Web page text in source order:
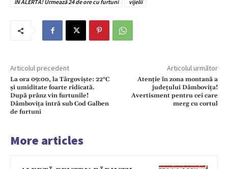
ÎN ALERTĂ! Urmează 24 de ore cu furtuni vijelii
Articolul precedent
La ora 09:00, la Târgoviște: 22°C
și umiditate foarte ridicată.
După prânz vin furtunile!
Dâmbovița intră sub Cod Galben
de furtuni
Articolul următor
Atenție în zona montană a
județului Dâmbovița!
Avertisment pentru cei care
merg cu cortul
More articles